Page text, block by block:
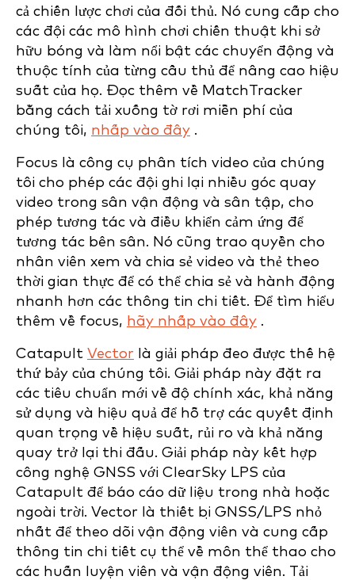
cả chiến lược chơi của đối thủ. Nó cung cấp cho
các đội các mô hình chơi chiến thuật khi sở
hữu bóng và làm nổi bật các chuyển động và
thuộc tính của từng cầu thủ để nâng cao hiệu
suất của họ. Đọc thêm về MatchTracker
bằng cách tải xuống tờ rơi miễn phí của
chúng tôi, nhấp vào đây .
Focus là công cụ phân tích video của chúng
tôi cho phép các đội ghi lại nhiều góc quay
video trong sân vận động và sân tập, cho
phép tương tác và điều khiển cảm ứng để
tương tác bên sân. Nó cũng trao quyền cho
nhân viên xem và chia sẻ video và thẻ theo
thời gian thực để có thể chia sẻ và hành động
nhanh hơn các thông tin chi tiết. Để tìm hiểu
thêm về focus, hãy nhấp vào đây .
Catapult Vector là giải pháp đeo được thế hệ
thứ bảy của chúng tôi. Giải pháp này đặt ra
các tiêu chuẩn mới về độ chính xác, khả năng
sử dụng và hiệu quả để hỗ trợ các quyết định
quan trọng về hiệu suất, rủi ro và khả năng
quay trở lại thi đấu. Giải pháp này kết hợp
công nghệ GNSS với ClearSky LPS của
Catapult để báo cáo dữ liệu trong nhà hoặc
ngoài trời. Vector là thiết bị GNSS/LPS nhỏ
nhất để theo dõi vận động viên và cung cấp
thông tin chi tiết cụ thể về môn thể thao cho
các huấn luyện viên và vận động viên. Tải